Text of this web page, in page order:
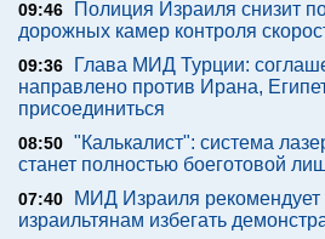
09:46
Полиция Израиля снизит
дорожных камер контроля
09:36
Глава МИД Турции:
направлено против Ирана,
присоединиться
08:50 "Калькалист": система
станет полностью боеготовой
07:40
МИД Израиля
израильтянам избегать